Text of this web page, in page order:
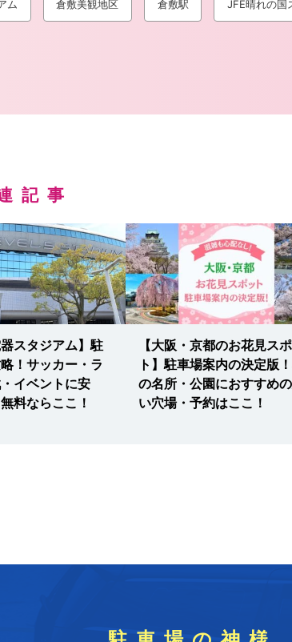
ム 倉敷美観地区 倉敷駅 JFE晴れの国
記事
器スタジアム】駐
！サッカー・ラ
イベントに安
料ならここ！
【大阪・京都のお花見ス
ト】駐車場案内の決定版
の名所・公園におすすめ
い穴場・予約はここ！